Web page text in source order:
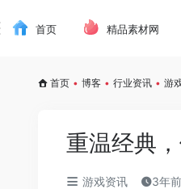
首页 精品素材网
首页 • 博客 • 行业资讯 • 游
重温经典
游戏资讯 3年